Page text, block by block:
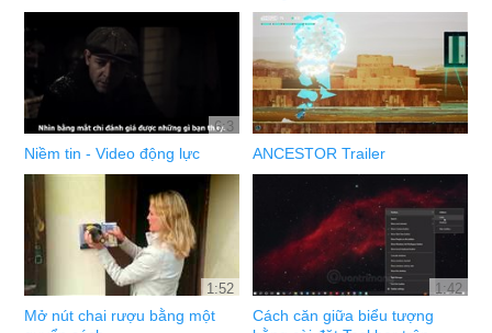
6:3
Niềm tin - Video động lực ANCESTOR Trailer
1:52
Mở nút chai rượu bằng một
1:42
Cách căn giữa biểu tượng